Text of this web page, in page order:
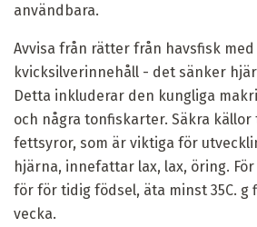
användbara.
Avvisa från rätter från havsfisk med
kvicksilverinnehåll - det sänker
Detta inkluderar den kungliga
och några tonfiskarter. Säkra källor
fettsyror, som är viktiga för
hjärna, innefattar lax, lax, öring.
för för tidig födsel, äta minst 35C. g
vecka.